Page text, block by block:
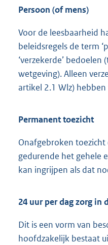
Persoon (of mens)
Voor de leesbaarheid
beleidsregels de term
‘verzekerde’
wetgeving). Alleen
artikel 2.1 Wlz)
Permanent toezicht
Onafgebroken toezicht
gedurende het gehele
kan ingrijpen als dat
24 uur per dag zorg in
Dit is een vorm van
hoofdzakelijk bestaat